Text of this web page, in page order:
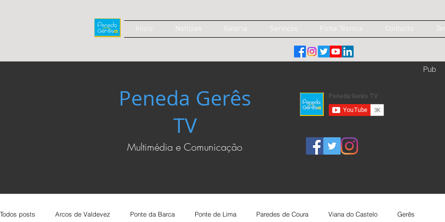
Início Notícias Galeria Serviços Ficha Técnica Contacto
Peneda Gerês
TV
Multimédia e Comunicação
Pub
Todos posts Arcos de Valdevez Ponte da Barca Ponte de Lima Paredes de Coura Viana do Castelo Gerês